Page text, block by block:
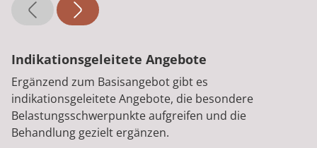
Indikationsgeleitete Angebote
Ergänzend zum Basisangebot gibt es
indikationsgeleitete Angebote, die besondere
Belastungsschwerpunkte aufgreifen und die
Behandlung gezielt ergänzen.